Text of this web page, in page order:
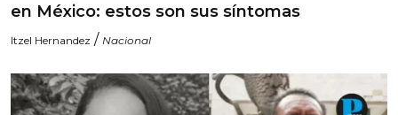
en México: estos son sus síntomas
Itzel Hernandez / Nacional